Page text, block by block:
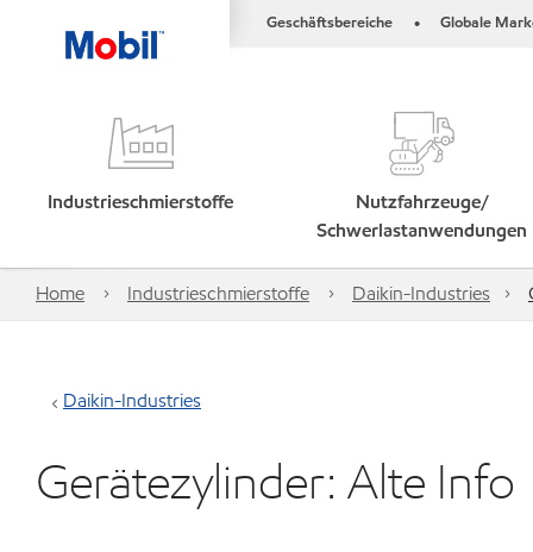
Geschäftsbereiche • Globale
Industrieschmierstoffe
Nutzfahrzeuge/
Schwerlastanwendungen
Home Industrieschmierstoffe Daikin-Industries
Daikin-Industries
Gerätezylinder: Alte Info